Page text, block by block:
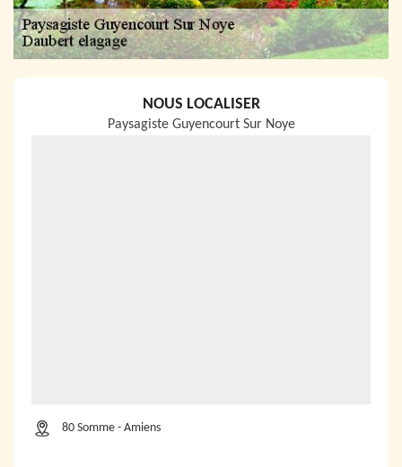
NOUS LOCALISER
Paysagiste Guyencourt Sur Noye
80 Somme - Amiens